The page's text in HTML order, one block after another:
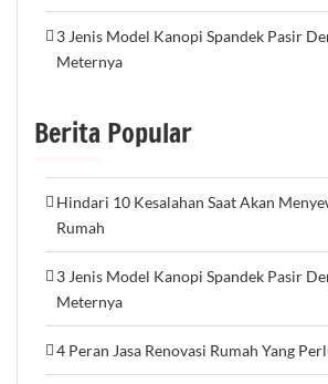
3 Jenis Model Kanopi Spandek Pasir
Meternya
Berita Popular
Hindari 10 Kesalahan Saat Akan
Rumah
3 Jenis Model Kanopi Spandek Pasir
Meternya
4 Peran Jasa Renovasi Rumah Yang